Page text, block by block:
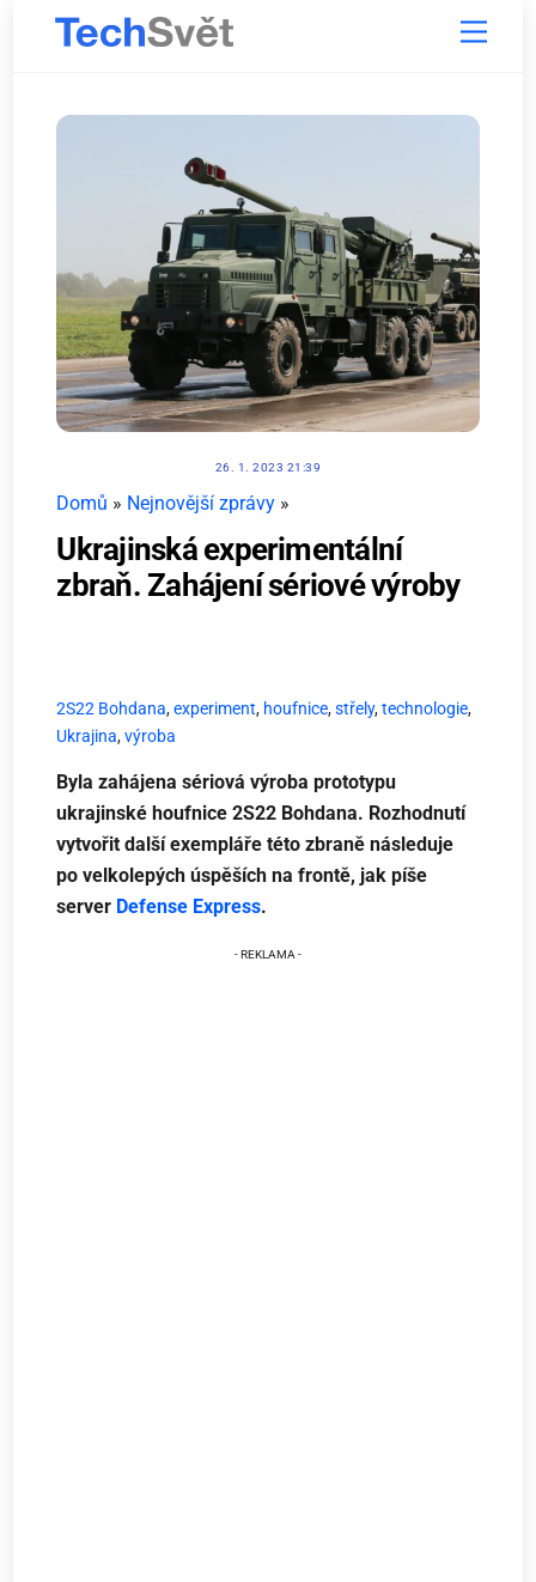
Menu
26. 1. 2023 21:39
Domů » Nejnovější zprávy »
Ukrajinská experimentální
zbraň. Zahájení sériové výroby
2S22 Bohdana,experiment, houfnice,střely,technologie,
Ukrajina,výroba
Byla zahájena sériová výroba prototypu
ukrajinské houfnice 2S22 Bohdana. Rozhodnutí
vytvořit další exempláře této zbraně následuje
po velkolepých úspěších na frontě, jak píše
server Defense Express.